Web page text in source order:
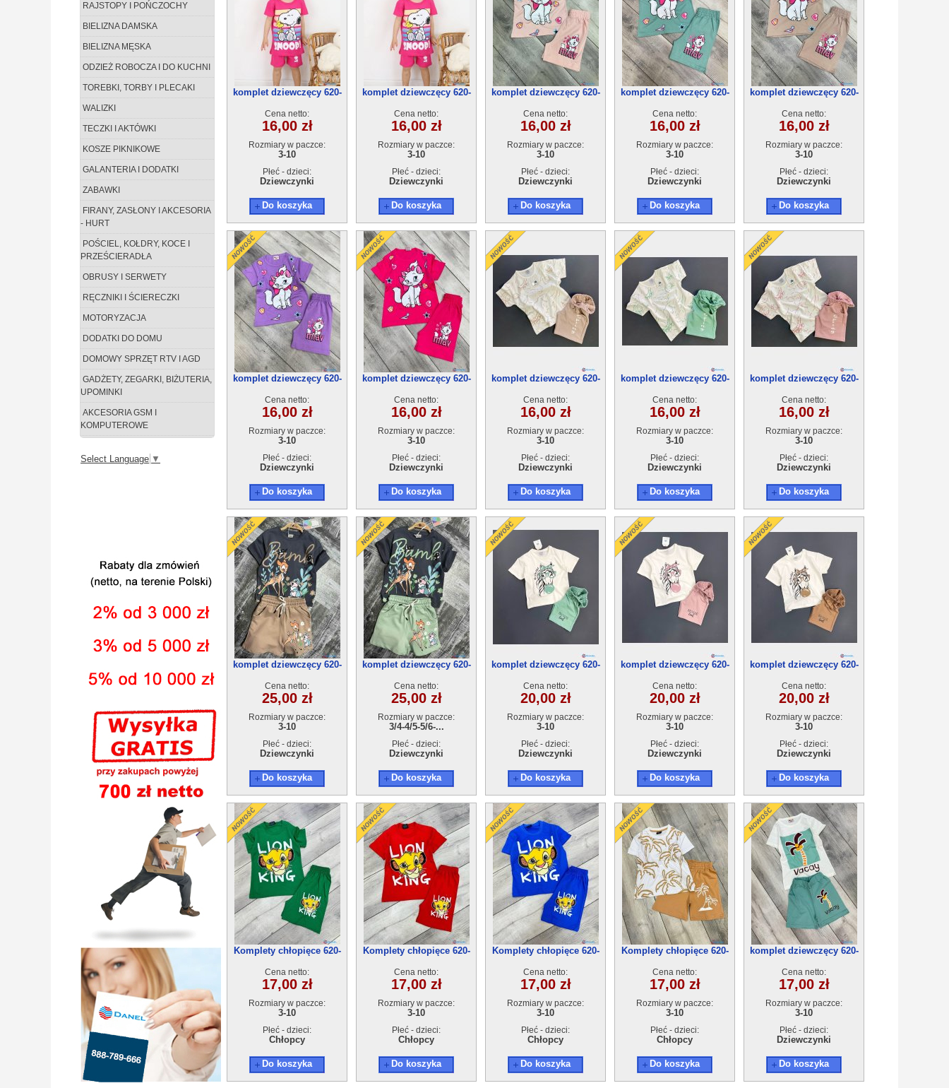
RAJSTOPY I POŃCZOCHY
BIELIZNA DAMSKA
BIELIZNA MĘSKA
ODZIEŻ ROBOCZA I DO KUCHNI
TOREBKI, TORBY I PLECAKI
WALIZKI
TECZKI I AKTÓWKI
KOSZE PIKNIKOWE
GALANTERIA I DODATKI
ZABAWKI
FIRANY, ZASŁONY I AKCESORIA
- HURT
POŚCIEL, KOŁDRY, KOCE I
PRZEŚCIERADŁA
OBRUSY I SERWETY
RĘCZNIKI I ŚCIERECZKI
MOTORYZACJA
DODATKI DO DOMU
DOMOWY SPRZĘT RTV I AGD
GADŻETY, ZEGARKI, BIŻUTERIA,
UPOMINKI
AKCESORIA GSM I
KOMPUTEROWE
Select Language ▼
komplet dziewczęcy 620-
Cena netto:
16,00 zł
Rozmiary w paczce:
3-10
Płeć - dzieci:
Dziewczynki
Do koszyka
komplet dziewczęcy 620-
Cena netto:
16,00 zł
Rozmiary w paczce:
3-10
Płeć - dzieci:
Dziewczynki
Do koszyka
komplet dziewczęcy 620-
Cena netto:
16,00 zł
Rozmiary w paczce:
3-10
Płeć - dzieci:
Dziewczynki
Do koszyka
komplet dziewczęcy 620-
Cena netto:
16,00 zł
Rozmiary w paczce:
3-10
Płeć - dzieci:
Dziewczynki
Do koszyka
komplet dziewczęcy 620-
Cena netto:
16,00 zł
Rozmiary w paczce:
3-10
Płeć - dzieci:
Dziewczynki
Do koszyka
komplet dziewczęcy 620-
Cena netto:
16,00 zł
Rozmiary w paczce:
3-10
Płeć - dzieci:
Dziewczynki
Do koszyka
komplet dziewczęcy 620-
Cena netto:
16,00 zł
Rozmiary w paczce:
3-10
Płeć - dzieci:
Dziewczynki
Do koszyka
komplet dziewczęcy 620-
Cena netto:
16,00 zł
Rozmiary w paczce:
3-10
Płeć - dzieci:
Dziewczynki
Do koszyka
komplet dziewczęcy 620-
Cena netto:
16,00 zł
Rozmiary w paczce:
3-10
Płeć - dzieci:
Dziewczynki
Do koszyka
komplet dziewczęcy 620-
Cena netto:
16,00 zł
Rozmiary w paczce:
3-10
Płeć - dzieci:
Dziewczynki
Do koszyka
komplet dziewczęcy 620-
Cena netto:
25,00 zł
Rozmiary w paczce:
3-10
Płeć - dzieci:
Dziewczynki
Do koszyka
komplet dziewczęcy 620-
Cena netto:
25,00 zł
Rozmiary w paczce:
3/4-4/5-5/6-...
Płeć - dzieci:
Dziewczynki
Do koszyka
komplet dziewczęcy 620-
Cena netto:
20,00 zł
Rozmiary w paczce:
3-10
Płeć - dzieci:
Dziewczynki
Do koszyka
komplet dziewczęcy 620-
Cena netto:
20,00 zł
Rozmiary w paczce:
3-10
Płeć - dzieci:
Dziewczynki
Do koszyka
komplet dziewczęcy 620-
Cena netto:
20,00 zł
Rozmiary w paczce:
3-10
Płeć - dzieci:
Dziewczynki
Do koszyka
Komplety chłopięce 620-
Cena netto:
17,00 zł
Rozmiary w paczce:
3-10
Płeć - dzieci:
Chłopcy
Do koszyka
Komplety chłopięce 620-
Cena netto:
17,00 zł
Rozmiary w paczce:
3-10
Płeć - dzieci:
Chłopcy
Do koszyka
Komplety chłopięce 620-
Cena netto:
17,00 zł
Rozmiary w paczce:
3-10
Płeć - dzieci:
Chłopcy
Do koszyka
Komplety chłopięce 620-
Cena netto:
17,00 zł
Rozmiary w paczce:
3-10
Płeć - dzieci:
Chłopcy
Do koszyka
komplet dziewczęcy 620-
Cena netto:
17,00 zł
Rozmiary w paczce:
3-10
Płeć - dzieci:
Dziewczynki
Do koszyka